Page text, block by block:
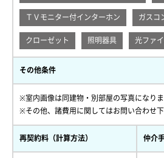
ＴＶモニター付インターホン ガスコ
クローゼット 照明器具 光ファ
その他条件
※室内画像は同建物・別部屋の写真になりま
※その他、諸費用に関してはお問い合わせ下
再契約料（計算方法） 仲介